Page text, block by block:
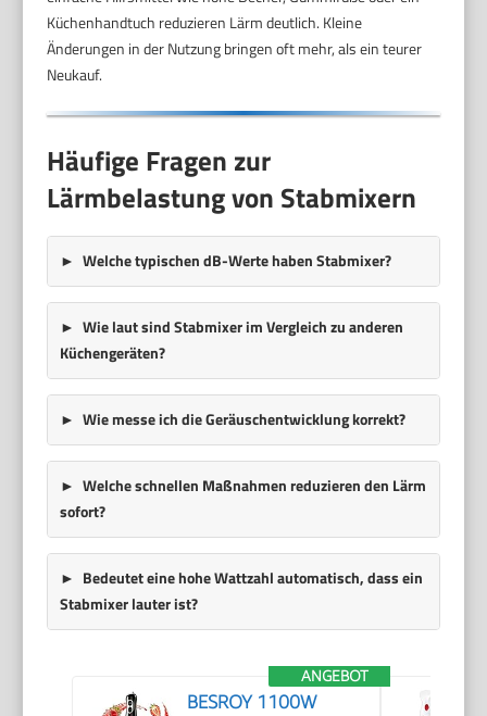
Küchenhandtuch reduzieren Lärm deutlich. Kleine
Änderungen in der Nutzung bringen oft mehr, als ein teurer
Neukauf.
Häufige Fragen zur
Lärmbelastung von Stabmixern
Welche typischen dB-Werte haben Stabmixer?
Wie laut sind Stabmixer im Vergleich zu anderen
Küchengeräten?
Wie messe ich die Geräuschentwicklung korrekt?
Welche schnellen Maßnahmen reduzieren den Lärm
sofort?
Bedeutet eine hohe Wattzahl automatisch, dass ein
Stabmixer lauter ist?
ANGEBOT
BESROY 1100W